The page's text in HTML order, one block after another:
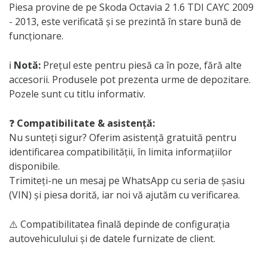
Piesa provine de pe Skoda Octavia 2 1.6 TDI CAYC 2009
- 2013, este verificată și se prezintă în stare bună de
funcționare.
ℹ️ Notă: Prețul este pentru piesă ca în poze, fără alte
accesorii. Produsele pot prezenta urme de depozitare.
Pozele sunt cu titlu informativ.
❓ Compatibilitate & asistență:
Nu sunteți sigur? Oferim asistență gratuită pentru
identificarea compatibilității, în limita informațiilor
disponibile.
Trimiteți-ne un mesaj pe WhatsApp cu seria de șasiu
(VIN) și piesa dorită, iar noi vă ajutăm cu verificarea.
⚠️ Compatibilitatea finală depinde de configurația
autovehiculului și de datele furnizate de client.